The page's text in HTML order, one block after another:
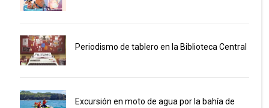
Periodismo de tablero en la Biblioteca Central
Excursión en moto de agua por la bahía de